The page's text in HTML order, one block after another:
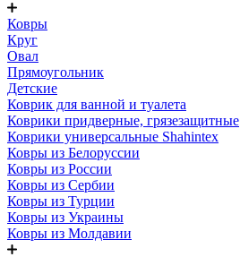
Ковры
Круг
Овал
Прямоугольник
Детские
Коврик для ванной и туалета
Коврики придверные, грязезащитные
Коврики универсальные Shahintex
Ковры из Белоруссии
Ковры из России
Ковры из Сербии
Ковры из Турции
Ковры из Украины
Ковры из Молдавии